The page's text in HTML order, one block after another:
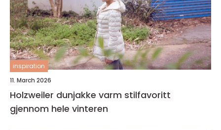
inspiration
11. March 2026
Holzweiler dunjakke varm stilfavoritt
gjennom hele vinteren